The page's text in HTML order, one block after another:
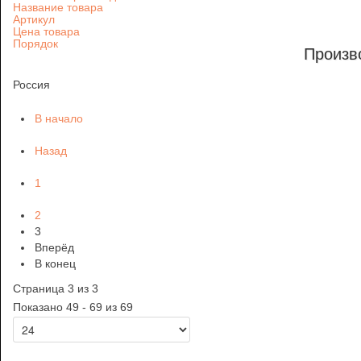
Название товара
Артикул
Цена товара
Порядок
Россия
В начало
Назад
1
2
3
Вперёд
В конец
Страница 3 из 3
Показано 49 - 69 из 69